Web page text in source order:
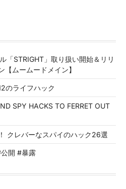
「STRIGHT」取り扱い開始＆リリ
【ムームードメイン】
のライフハック
SPY HACKS TO FERRET OUT
クレバーなスパイのハック26選
開 #暴露